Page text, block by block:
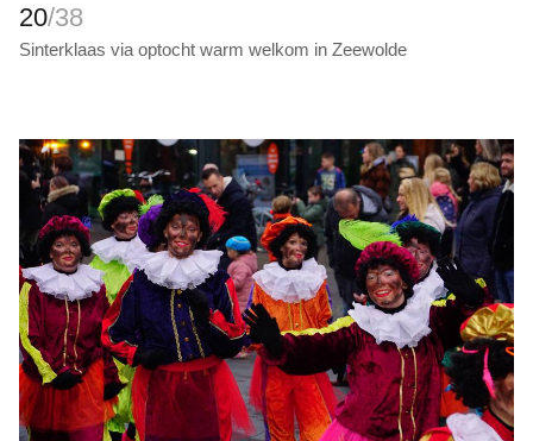
20/38
Sinterklaas via optocht warm welkom in Zeewolde